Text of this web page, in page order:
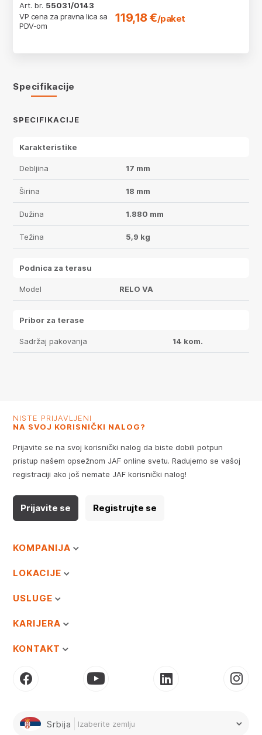
Art. br. 55031/0143
VP cena za pravna lica sa
PDV-om
119,18 €/paket
Specifikacije
SPECIFIKACIJE
Karakteristike
Debljina 17 mm
Širina 18 mm
Dužina 1.880 mm
Težina 5,9 kg
Podnica za terasu
Model RELO VA
Pribor za terase
Sadržaj pakovanja 14 kom.
NISTE PRIJAVLJENI
NA SVOJ KORISNIČKI NALOG?
Prijavite se na svoj korisnički nalog da biste dobili potpun
pristup našem opsežnom JAF online svetu. Radujemo se vašoj
registraciji ako još nemate JAF korisnički nalog!
Prijavite se Registrujte se
KOMPANIJA
LOKACIJE
USLUGE
KARIJERA
KONTAKT
Srbija Izaberite zemlju